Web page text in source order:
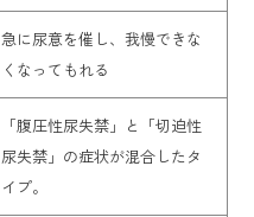
急に尿意を催し、我慢できな
くなってもれる
「腹圧性尿失禁」と「切迫性
尿失禁」の症状が混合したタ
イプ。